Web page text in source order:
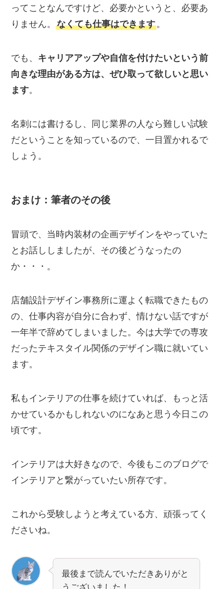
ってことなんですけど、必要かというと、必要あ
りません。なくても仕事はできます。
でも、 キャリアアップや自信を付けたいという前
向きな理由がある方は、ぜひ取って欲しいと思い
ます。
名刺には書けるし、同じ業界の人なら難しい試験
だということを知っているので、一目置かれるで
しょう。
おまけ：筆者のその後
冒頭で、当時内装材の企画デザインをやっていた
とお話ししましたが、その後どうなったの
か・・・。
店舗設計デザイン事務所に運よく転職できたもの
の、仕事内容が自分に合わず、情けない話ですが
一年半で辞めてしまいました。今は大学での専攻
だったテキスタイル関係のデザイン職に就いてい
ます。
私もインテリアの仕事を続けていれば、もっと活
かせているかもしれないのになあと思う今日この
頃です。
インテリアは大好きなので、今後もこのブログで
インテリアと繋がっていたい所存です。
これから受験しようと考えている方、頑張ってく
ださいね。
最後まで読んでいただきありがと
うございました！